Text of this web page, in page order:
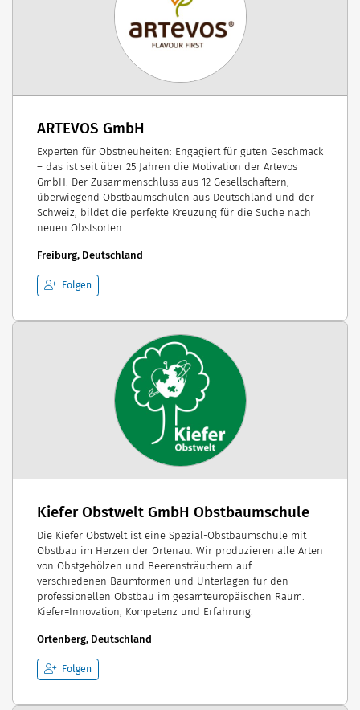
ARTEVOS GmbH
Experten für Obstneuheiten: Engagiert für guten Geschmack
– das ist seit über 25 Jahren die Motivation der Artevos
GmbH. Der Zusammenschluss aus 12 Gesellschaftern,
überwiegend Obstbaumschulen aus Deutschland und der
Schweiz, bildet die perfekte Kreuzung für die Suche nach
neuen Obstsorten.
Freiburg, Deutschland
Folgen
Kiefer Obstwelt GmbH Obstbaumschule
Die Kiefer Obstwelt ist eine Spezial-Obstbaumschule mit
Obstbau im Herzen der Ortenau. Wir produzieren alle Arten
von Obstgehölzen und Beerensträuchern auf
verschiedenen Baumformen und Unterlagen für den
professionellen Obstbau im gesamteuropäischen Raum.
Kiefer=Innovation, Kompetenz und Erfahrung.
Ortenberg, Deutschland
Folgen